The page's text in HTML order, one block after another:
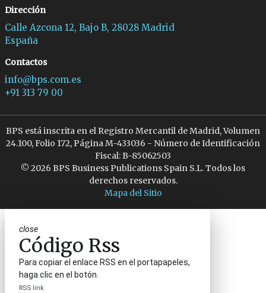
Dirección
Calle Azcona 12, Bajo B, 28028 Madrid
España
Contactos
info@bps.com.es
+91 313 79 00
BPS está inscrita en el Registro Mercantil de Madrid, Volumen
24.100, Folio 172, Página M-433036 - Número de Identificación
Fiscal: B-85062503
© 2026 BPS Business Publications Spain S.L. Todos los
derechos reservados.
Mapa del Sitio
close
Código Rss
Para copiar el enlace RSS en el portapapeles,
haga clic en el botón.
RSS link